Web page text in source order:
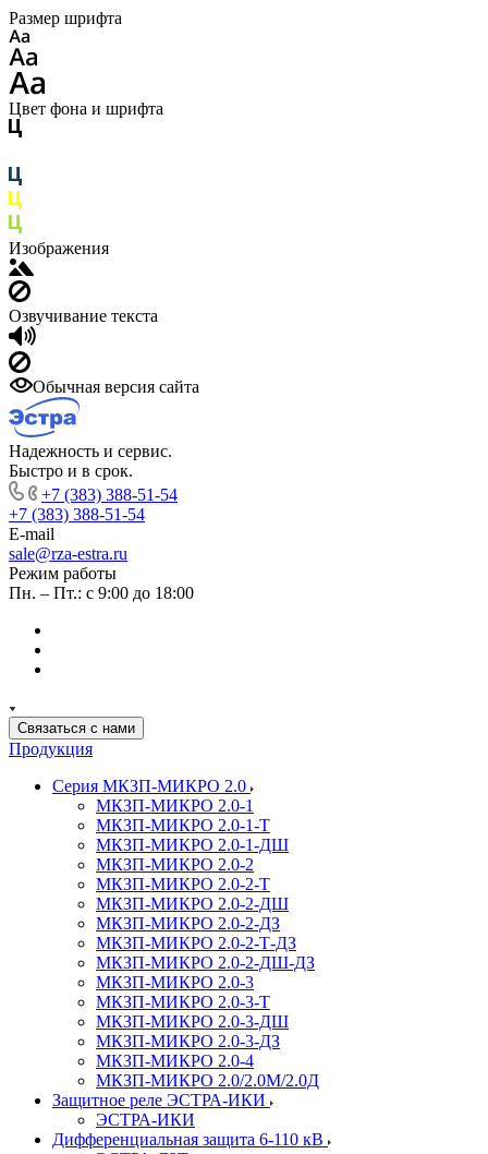
Размер шрифта
Цвет фона и шрифта
Изображения
Озвучивание текста
Обычная версия сайта
Надежность и сервис.
Быстро и в срок.
+7 (383) 388-51-54
+7 (383) 388-51-54
E-mail
sale@rza-estra.ru
Режим работы
Пн. – Пт.: с 9:00 до 18:00
Связаться с нами
Продукция
Серия МКЗП-МИКРО 2.0
МКЗП-МИКРО 2.0-1
МКЗП-МИКРО 2.0-1-Т
МКЗП-МИКРО 2.0-1-ДШ
МКЗП-МИКРО 2.0-2
МКЗП-МИКРО 2.0-2-Т
МКЗП-МИКРО 2.0-2-ДШ
МКЗП-МИКРО 2.0-2-ДЗ
МКЗП-МИКРО 2.0-2-Т-ДЗ
МКЗП-МИКРО 2.0-2-ДШ-ДЗ
МКЗП-МИКРО 2.0-3
МКЗП-МИКРО 2.0-3-Т
МКЗП-МИКРО 2.0-3-ДШ
МКЗП-МИКРО 2.0-3-ДЗ
МКЗП-МИКРО 2.0-4
МКЗП-МИКРО 2.0/2.0М/2.0Д
Защитное реле ЭСТРА-ИКИ
ЭСТРА-ИКИ
Дифференциальная защита 6-110 кВ